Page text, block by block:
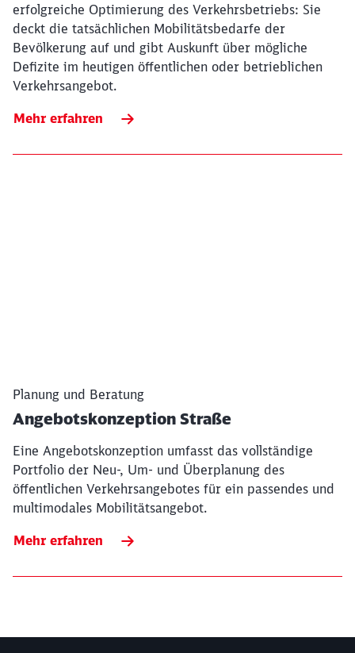
erfolgreiche Optimierung des Verkehrsbetriebs: Sie
deckt die tatsächlichen Mobilitätsbedarfe der
Bevölkerung auf und gibt Auskunft über mögliche
Defizite im heutigen öffentlichen oder betrieblichen
Verkehrsangebot.
Mehr erfahren
Planung und Beratung
Angebotskonzeption Straße
Eine Angebotskonzeption umfasst das vollständige
Portfolio der Neu-, Um- und Überplanung des
öffentlichen Verkehrsangebotes für ein passendes und
multimodales Mobilitätsangebot.
Mehr erfahren